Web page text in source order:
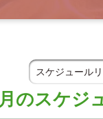
Diary
School
スケジュール
のスケジ